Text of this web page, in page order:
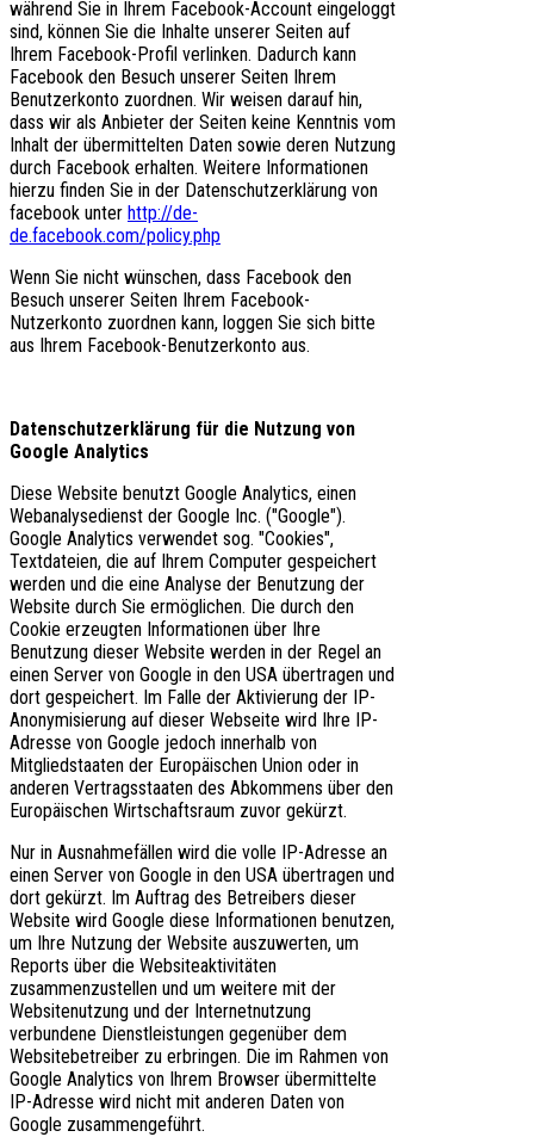
während Sie in Ihrem Facebook-Account eingeloggt
sind, können Sie die Inhalte unserer Seiten auf
Ihrem Facebook-Profil verlinken. Dadurch kann
Facebook den Besuch unserer Seiten Ihrem
Benutzerkonto zuordnen. Wir weisen darauf hin,
dass wir als Anbieter der Seiten keine Kenntnis vom
Inhalt der übermittelten Daten sowie deren Nutzung
durch Facebook erhalten. Weitere Informationen
hierzu finden Sie in der Datenschutzerklärung von
facebook unter http://de-
de.facebook.com/policy.php
Wenn Sie nicht wünschen, dass Facebook den
Besuch unserer Seiten Ihrem Facebook-
Nutzerkonto zuordnen kann, loggen Sie sich bitte
aus Ihrem Facebook-Benutzerkonto aus.
Datenschutzerklärung für die Nutzung von
Google Analytics
Diese Website benutzt Google Analytics, einen
Webanalysedienst der Google Inc. ("Google").
Google Analytics verwendet sog. "Cookies",
Textdateien, die auf Ihrem Computer gespeichert
werden und die eine Analyse der Benutzung der
Website durch Sie ermöglichen. Die durch den
Cookie erzeugten Informationen über Ihre
Benutzung dieser Website werden in der Regel an
einen Server von Google in den USA übertragen und
dort gespeichert. Im Falle der Aktivierung der IP-
Anonymisierung auf dieser Webseite wird Ihre IP-
Adresse von Google jedoch innerhalb von
Mitgliedstaaten der Europäischen Union oder in
anderen Vertragsstaaten des Abkommens über den
Europäischen Wirtschaftsraum zuvor gekürzt.
Nur in Ausnahmefällen wird die volle IP-Adresse an
einen Server von Google in den USA übertragen und
dort gekürzt. Im Auftrag des Betreibers dieser
Website wird Google diese Informationen benutzen,
um Ihre Nutzung der Website auszuwerten, um
Reports über die Websiteaktivitäten
zusammenzustellen und um weitere mit der
Websitenutzung und der Internetnutzung
verbundene Dienstleistungen gegenüber dem
Websitebetreiber zu erbringen. Die im Rahmen von
Google Analytics von Ihrem Browser übermittelte
IP-Adresse wird nicht mit anderen Daten von
Google zusammengeführt.